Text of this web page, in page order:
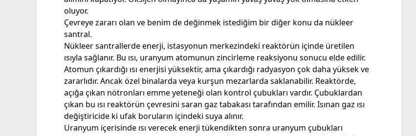
oluyor.
Çevreye zararı olan ve benim de değinmek istediğim bir diğer konu da nükleer
santral.
Nükleer santrallerde enerji, istasyonun merkezindeki reaktörün içinde üretilen
ısıyla sağlanır. Bu ısı, uranyum atomunun zincirleme reaksiyonu sonucu elde edilir.
Atomun çıkardığı ısı enerjisi yüksektir, ama çıkardığı radyasyon çok daha yüksek ve
zararlıdır. Ancak özel binalarda veya kurşun mezarlarda saklanabilir. Reaktörde,
açığa çıkan nötronları emme yeteneği olan kontrol çubukları vardır. Çubuklardan
çıkan bu ısı reaktörün çevresini saran gaz tabakası tarafından emilir. Isınan gaz ısı
değiştiricide ki ufak boruların içindeki suya alınır.
Uranyum içerisinde ısı verecek enerji tükendikten sonra uranyum çubukları